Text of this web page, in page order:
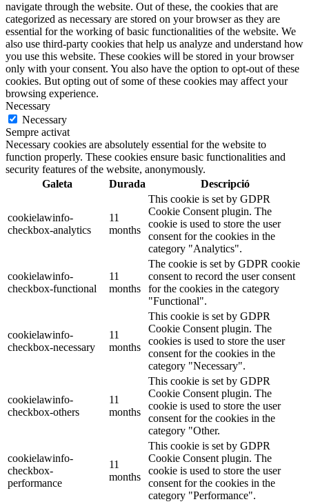
navigate through the website. Out of these, the cookies that are
categorized as necessary are stored on your browser as they are
essential for the working of basic functionalities of the website. We
also use third-party cookies that help us analyze and understand how
you use this website. These cookies will be stored in your browser
only with your consent. You also have the option to opt-out of these
cookies. But opting out of some of these cookies may affect your
browsing experience.
Necessary
Necessary
Sempre activat
Necessary cookies are absolutely essential for the website to
function properly. These cookies ensure basic functionalities and
security features of the website, anonymously.
Galeta
Durada Descripció
cookielawinfo-
checkbox-analytics
11
months
This cookie is set by GDPR
Cookie Consent plugin. The
cookie is used to store the user
consent for the cookies in the
category "Analytics".
cookielawinfo-
checkbox-functional
11
months
The cookie is set by GDPR cookie
consent to record the user consent
for the cookies in the category
"Functional".
cookielawinfo-
checkbox-necessary
11
months
This cookie is set by GDPR
Cookie Consent plugin. The
cookies is used to store the user
consent for the cookies in the
category "Necessary".
cookielawinfo-
checkbox-others
11
months
This cookie is set by GDPR
Cookie Consent plugin. The
cookie is used to store the user
consent for the cookies in the
category "Other.
cookielawinfo-
checkbox-
performance
11
months
This cookie is set by GDPR
Cookie Consent plugin. The
cookie is used to store the user
consent for the cookies in the
category "Performance".